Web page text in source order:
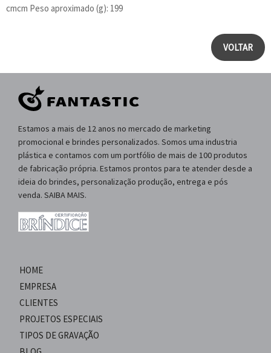
cmcm Peso aproximado (g): 199
VOLTAR
Estamos a mais de 12 anos no mercado de marketing
promocional e brindes personalizados. Somos uma industria
plástica e contamos com um portfólio de mais de 100 produtos
de fabricação própria. Estamos prontos para te atender desde a
ideia do brindes, personalização produção, entrega e pós
venda. SAIBA MAIS.
HOME
EMPRESA
CLIENTES
PROJETOS ESPECIAIS
TIPOS DE GRAVAÇÃO